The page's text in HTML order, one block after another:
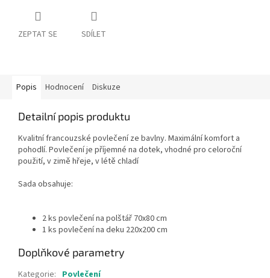
ZEPTAT SE SDÍLET
Popis Hodnocení Diskuze
Detailní popis produktu
Kvalitní francouzské povlečení ze bavlny. Maximální komfort a
pohodlí. Povlečení je příjemné na dotek, vhodné pro celoroční
použití, v zimě hřeje, v létě chladí
Sada obsahuje:
2 ks povlečení na polštář 70x80 cm
1 ks povlečení na deku 220x200 cm
Doplňkové parametry
Kategorie: Povlečení